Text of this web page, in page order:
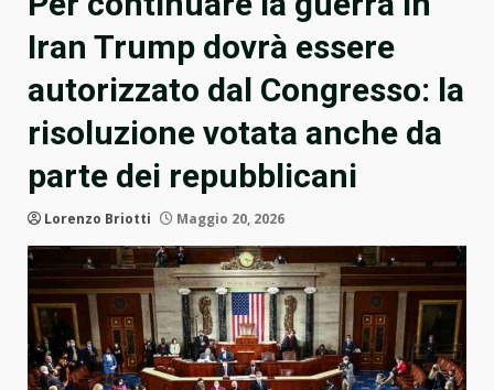
Iran Trump dovrà essere
autorizzato dal Congresso: la
risoluzione votata anche da
parte dei repubblicani
Lorenzo Briotti Maggio 20, 2026